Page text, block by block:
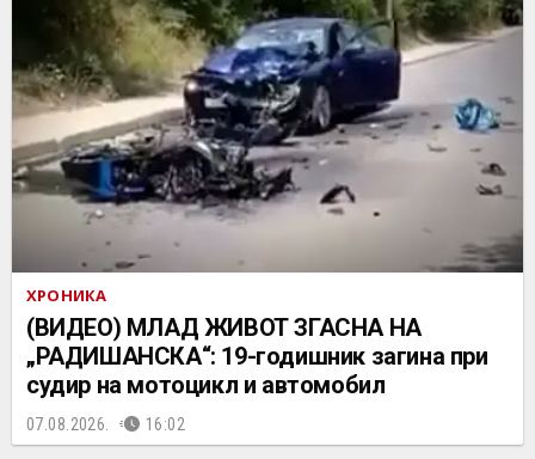
ХРОНИКА
(ВИДЕО) МЛАД ЖИВОТ ЗГАСНА НА
„РАДИШАНСКА“: 19-годишник загина при
судир на мотоцикл и автомобил
07.08.2026. 16:02